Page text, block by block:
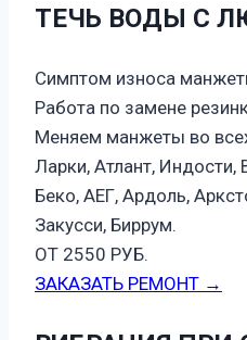
ТЕЧЬ ВОДЫ С
Симптом износа
Работа по замене
Меняем манжеты во
Ларки, Атлант, Индости,
Беко, АЕГ, Ардоль,
Закусси, Биррум.
ОТ 2550 РУБ.
ЗАКАЗАТЬ РЕМОНТ →